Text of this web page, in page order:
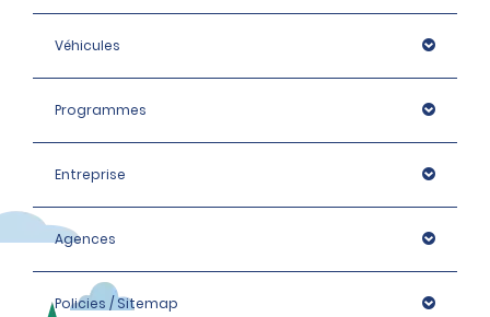
Véhicules
Programmes
Entreprise
Agences
Policies / Sitemap